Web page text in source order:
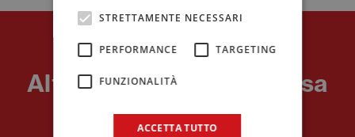
Prodotti
Altri Prodotti della stessa
linea.
STRETTAMENTE NECESSARI
PERFORMANCE TARGETING
FUNZIONALITÀ
ACCETTA TUTTO